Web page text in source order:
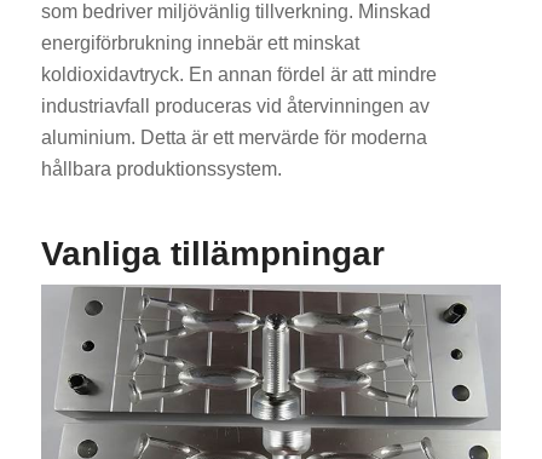
som bedriver miljövänlig tillverkning. Minskad
energiförbrukning innebär ett minskat
koldioxidavtryck. En annan fördel är att mindre
industriavfall produceras vid återvinningen av
aluminium. Detta är ett mervärde för moderna
hållbara produktionssystem.
Vanliga tillämpningar